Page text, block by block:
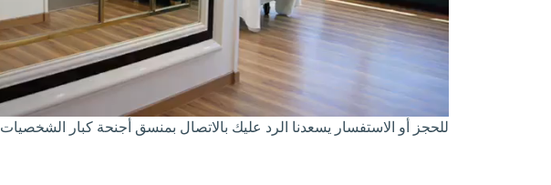
للحجز أو الاستفسار يسعدنا الرد عليك بالاتصال بمنسق أجنحة كبار الشخصيات 56647695